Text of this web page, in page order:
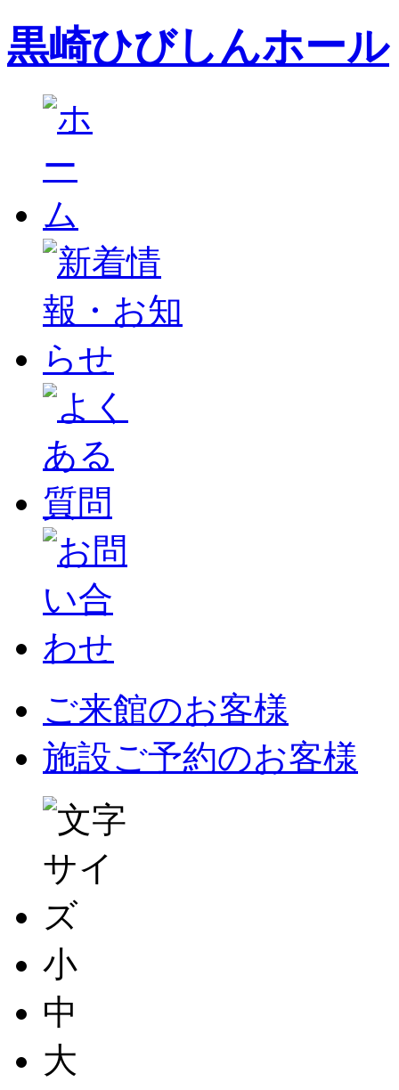
黒崎ひびしんホール
ご来館のお客様
施設ご予約のお客様
小
中
大